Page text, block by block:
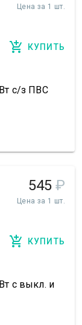
Цена за 1 шт.
КУПИТЬ
с/з ПВС
545 ₽
Цена за 1 шт.
КУПИТЬ
с выкл. и